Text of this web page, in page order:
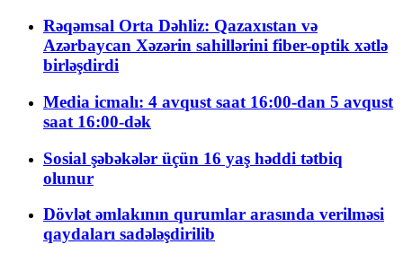
Rəqəmsal Orta Dəhliz: Qazaxıstan və
Azərbaycan Xəzərin sahillərini fiber-optik xətlə
birləşdirdi
Media icmalı: 4 avqust saat 16:00-dan 5 avqust
saat 16:00-dək
Sosial şəbəkələr üçün 16 yaş həddi tətbiq
olunur
Dövlət əmlakının qurumlar arasında verilməsi
qaydaları sadələşdirilib